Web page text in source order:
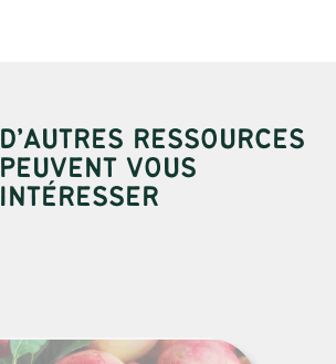
D’AUTRES RESSOURCES
PEUVENT VOUS
INTÉRESSER